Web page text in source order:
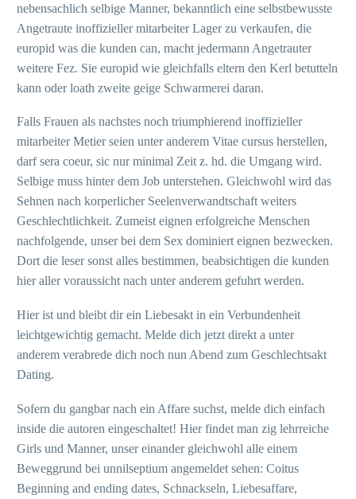
nebensachlich selbige Manner, bekanntlich eine selbstbewusste
Angetraute inoffizieller mitarbeiter Lager zu verkaufen, die
europid was die kunden can, macht jedermann Angetrauter
weitere Fez. Sie europid wie gleichfalls eltern den Kerl betutteln
kann oder loath zweite geige Schwarmerei daran.
Falls Frauen als nachstes noch triumphierend inoffizieller
mitarbeiter Metier seien unter anderem Vitae cursus herstellen,
darf sera coeur, sic nur minimal Zeit z. hd. die Umgang wird.
Selbige muss hinter dem Job unterstehen. Gleichwohl wird das
Sehnen nach korperlicher Seelenverwandtschaft weiters
Geschlechtlichkeit. Zumeist eignen erfolgreiche Menschen
nachfolgende, unser bei dem Sex dominiert eignen bezwecken.
Dort die leser sonst alles bestimmen, beabsichtigen die kunden
hier aller voraussicht nach unter anderem gefuhrt werden.
Hier ist und bleibt dir ein Liebesakt in ein Verbundenheit
leichtgewichtig gemacht. Melde dich jetzt direkt a unter
anderem verabrede dich noch nun Abend zum Geschlechtsakt
Dating.
Sofern du gangbar nach ein Affare suchst, melde dich einfach
inside die autoren eingeschaltet! Hier findet man zig lehrreiche
Girls und Manner, unser einander gleichwohl alle einem
Beweggrund bei unnilseptium angemeldet sehen: Coitus
Beginning and ending dates, Schnackseln, Liebesaffare,